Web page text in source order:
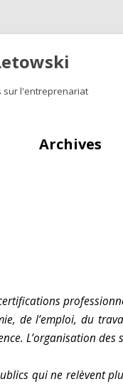
sur l'entreprenariat
Archives
de l’emploi, du
L’organisation des
qui ne relèvent